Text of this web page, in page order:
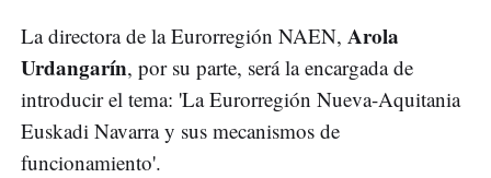
La directora de la Eurorregión NAEN, Arola
Urdangarín, por su parte, será la encargada de
introducir el tema: 'La Eurorregión Nueva-Aquitania
Euskadi Navarra y sus mecanismos de
funcionamiento'.